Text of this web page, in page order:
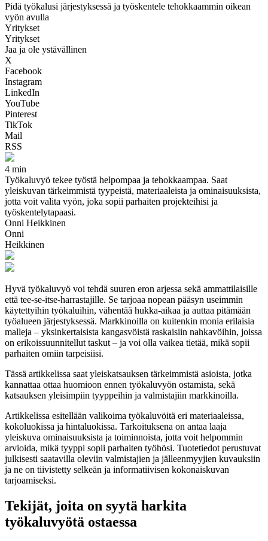
Pidä työkalusi järjestyksessä ja työskentele tehokkaammin oikean
vyön avulla
Yritykset
Yritykset
Jaa ja ole ystävällinen
X
Facebook
Instagram
LinkedIn
YouTube
Pinterest
TikTok
Mail
RSS
4 min
Työkaluvyö tekee työstä helpompaa ja tehokkaampaa. Saat
yleiskuvan tärkeimmistä tyypeistä, materiaaleista ja ominaisuuksista,
jotta voit valita vyön, joka sopii parhaiten projekteihisi ja
työskentelytapaasi.
Onni Heikkinen
Onni
Heikkinen
Hyvä työkaluvyö voi tehdä suuren eron arjessa sekä ammattilaisille
että tee-se-itse-harrastajille. Se tarjoaa nopean pääsyn useimmin
käytettyihin työkaluihin, vähentää hukka-aikaa ja auttaa pitämään
työalueen järjestyksessä. Markkinoilla on kuitenkin monia erilaisia
malleja – yksinkertaisista kangasvöistä raskaisiin nahkavöihin, joissa
on erikoissuunnitellut taskut – ja voi olla vaikea tietää, mikä sopii
parhaiten omiin tarpeisiisi.
Tässä artikkelissa saat yleiskatsauksen tärkeimmistä asioista, jotka
kannattaa ottaa huomioon ennen työkaluvyön ostamista, sekä
katsauksen yleisimpiin tyyppeihin ja valmistajiin markkinoilla.
Artikkelissa esitellään valikoima työkaluvöitä eri materiaaleissa,
kokoluokissa ja hintaluokissa. Tarkoituksena on antaa laaja
yleiskuva ominaisuuksista ja toiminnoista, jotta voit helpommin
arvioida, mikä tyyppi sopii parhaiten työhösi. Tuotetiedot perustuvat
julkisesti saatavilla oleviin valmistajien ja jälleenmyyjien kuvauksiin
ja ne on tiivistetty selkeän ja informatiivisen kokonaiskuvan
tarjoamiseksi.
Tekijät, joita on syytä harkita
työkaluvyötä ostaessa